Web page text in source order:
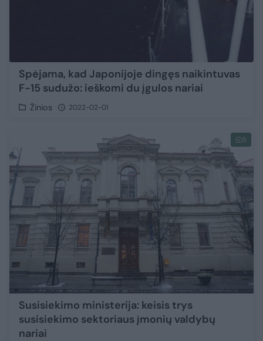
Spėjama, kad Japonijoje dingęs naikintuvas
F-15 sudužo: ieškomi du įgulos nariai
Žinios 2022-02-01
5
Susisiekimo ministerija: keisis trys
susisiekimo sektoriaus įmonių valdybų
nariai